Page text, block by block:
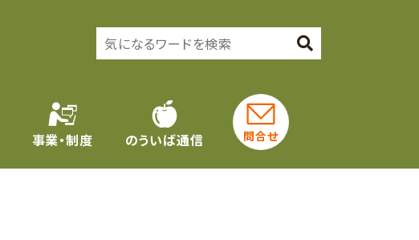
事業・制度 のういば通信 問合せ